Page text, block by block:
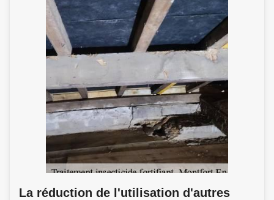
La réduction de l'utilisation d'autres